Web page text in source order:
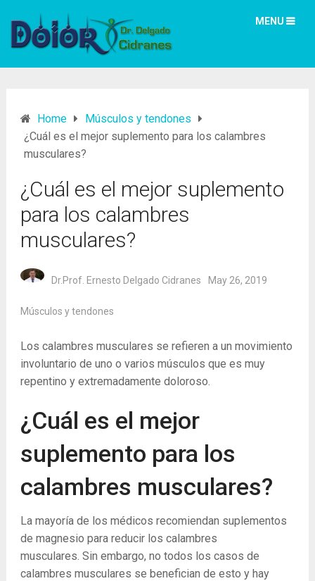
MENU
Home
Músculos y tendones
¿Cuál es el mejor suplemento para los calambres
musculares?
¿Cuál es el mejor suplemento
para los calambres
musculares?
Dr.Prof. Ernesto Delgado Cidranes May 26, 2019
Músculos y tendones
Los calambres musculares se refieren a un movimiento
involuntario de uno o varios músculos que es muy
repentino y extremadamente doloroso.
¿Cuál es el mejor
suplemento para los
calambres musculares?
La mayoría de los médicos recomiendan suplementos
de magnesio para reducir los calambres
musculares. Sin embargo, no todos los casos de
calambres musculares se benefician de esto y hay